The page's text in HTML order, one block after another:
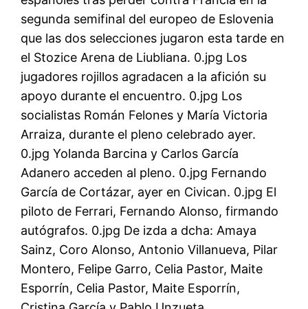
segunda semifinal del europeo de Eslovenia
que las dos selecciones jugaron esta tarde en
el Stozice Arena de Liubliana. 0.jpg Los
jugadores rojillos agradacen a la afición su
apoyo durante el encuentro. 0.jpg Los
socialistas Román Felones y María Victoria
Arraiza, durante el pleno celebrado ayer.
0.jpg Yolanda Barcina y Carlos García
Adanero acceden al pleno. 0.jpg Fernando
García de Cortázar, ayer en Civican. 0.jpg El
piloto de Ferrari, Fernando Alonso, firmando
autógrafos. 0.jpg De izda a dcha: Amaya
Sainz, Coro Alonso, Antonio Villanueva, Pilar
Montero, Felipe Garro, Celia Pastor, Maite
Esporrín, Celia Pastor, Maite Esporrín,